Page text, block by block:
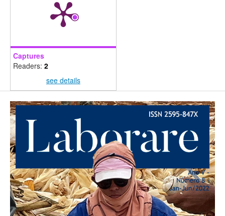
Captures
Readers: 2
see details